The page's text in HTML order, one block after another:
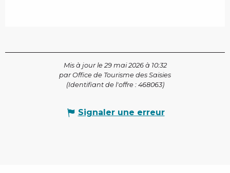
Mis à jour le 29 mai 2026 à 10:32
par Office de Tourisme des Saisies
(Identifiant de l'offre : 468063)
Signaler une erreur